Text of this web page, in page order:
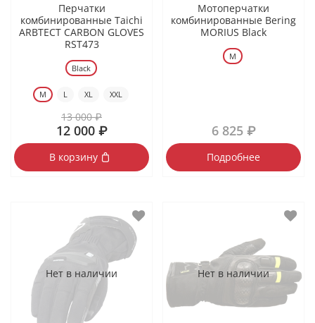
Перчатки
комбинированные Taichi
ARBTECT CARBON GLOVES
RST473
Black
M L XL XXL
13 000 ₽
12 000 ₽
В корзину
Мотоперчатки
комбинированные Bering
MORIUS Black
M
6 825 ₽
Подробнее
Нет в наличии Нет в наличии